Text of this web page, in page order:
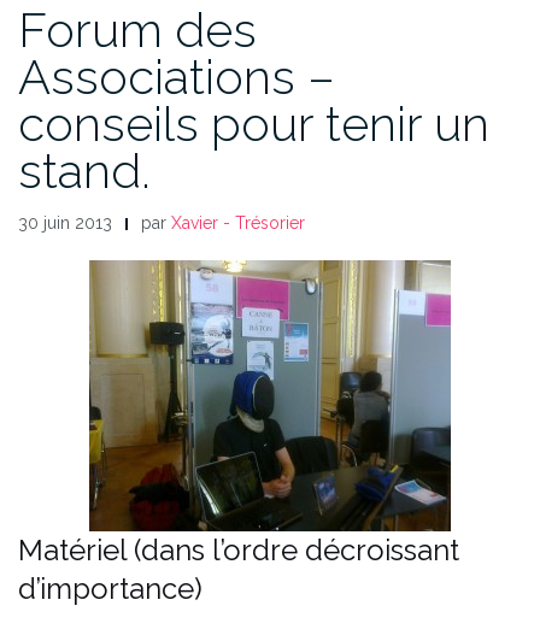
Forum des
Associations –
conseils pour tenir un
stand.
30 juin 2013 par Xavier - Trésorier
Matériel (dans l’ordre décroissant
d’importance)